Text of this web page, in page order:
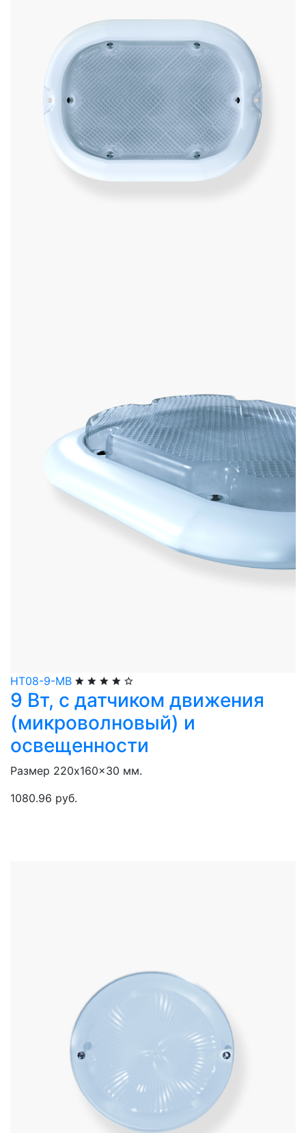
НТ08-9-МВ
9 Вт, с датчиком движения
(микроволновый) и
освещенности
Размер 220x160x30 мм.
1080.96 руб.